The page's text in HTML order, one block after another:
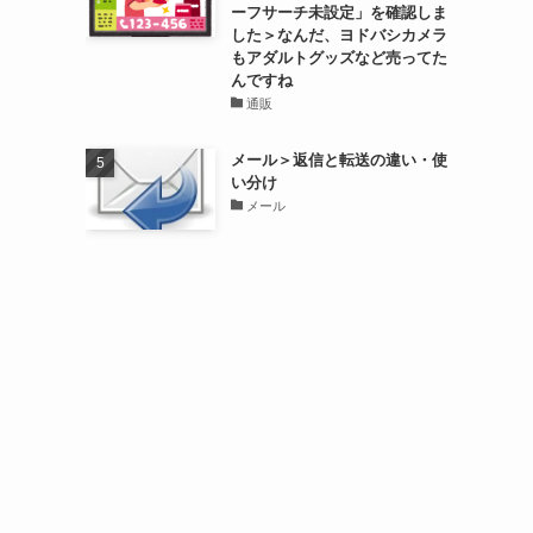
ーフサーチ未設定」を確認しま
した＞なんだ、ヨドバシカメラ
もアダルトグッズなど売ってた
んですね
通販
メール＞返信と転送の違い・使
い分け
メール